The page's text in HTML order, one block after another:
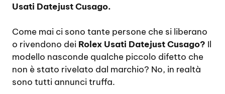
Usati Datejust Cusago.
Come mai ci sono tante persone che si liberano
o rivendono dei Rolex Usati Datejust Cusago? Il
modello nasconde qualche piccolo difetto che
non è stato rivelato dal marchio? No, in realtà
sono tutti annunci truffa.